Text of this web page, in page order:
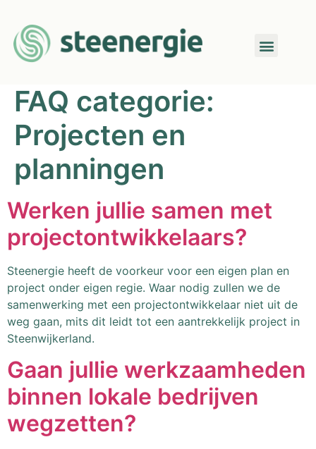
FAQ categorie:
Projecten en
planningen
Werken jullie samen met
projectontwikkelaars?
Steenergie heeft de voorkeur voor een eigen plan en
project onder eigen regie. Waar nodig zullen we de
samenwerking met een projectontwikkelaar niet uit de
weg gaan, mits dit leidt tot een aantrekkelijk project in
Steenwijkerland.
Gaan jullie werkzaamheden
binnen lokale bedrijven
wegzetten?